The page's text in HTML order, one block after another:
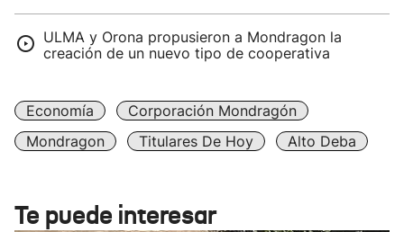
ULMA y Orona propusieron a Mondragon la
creación de un nuevo tipo de cooperativa
Economía
Corporación Mondragón
Mondragon
Titulares De Hoy Alto Deba
Te puede interesar